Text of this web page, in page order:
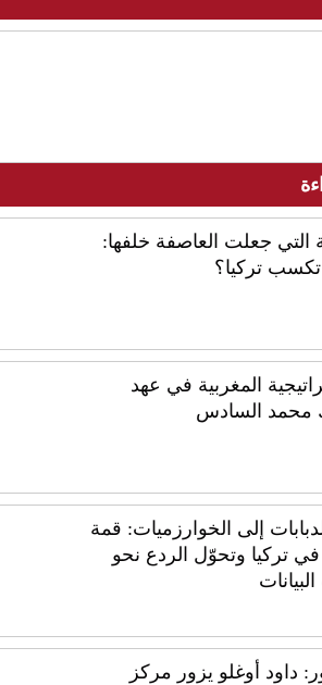
التي جعلت العاصفة خلفها:
تركيا؟
المغربية في عهد
محمد السادس
إلى الخوارزميات: قمة
في تركيا وتحوّل الردع نحو
داود أوغلو يزور مركز